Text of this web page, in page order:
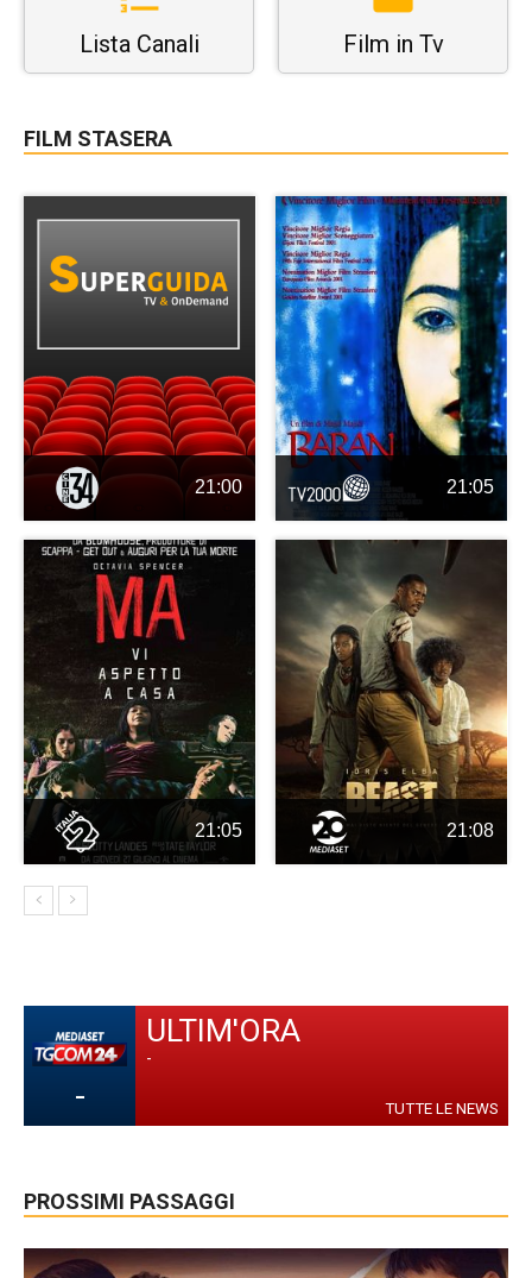
Lista Canali Film in Tv
FILM STASERA
21:00 21:05
21:05 21:08
-
ULTIM'ORA
-
TUTTE LE NEWS
PROSSIMI PASSAGGI